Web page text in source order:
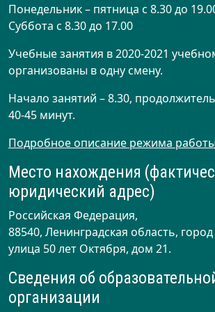
Понедельник – пятница с 8.30 до
Суббота с 8.30 до 17.00
Учебные занятия в 2020-2021
организованы в одну смену.
Начало занятий – 8.30,
40-45 минут.
Подробное описание режима
Место нахождения
юридический адрес)
Российская Федерация,
88540, Ленинградская область,
улица 50 лет Октября, дом 21.
Сведения об
организации